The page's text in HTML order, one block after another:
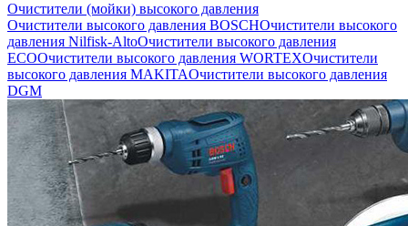
Очистители (мойки) высокого давления
Очистители высокого давления BOSCHОчистители высокого
давления Nilfisk-AltoОчистители высокого давления
ECOОчистители высокого давления WORTEXОчистители
высокого давления MAKITAОчистители высокого давления
DGM